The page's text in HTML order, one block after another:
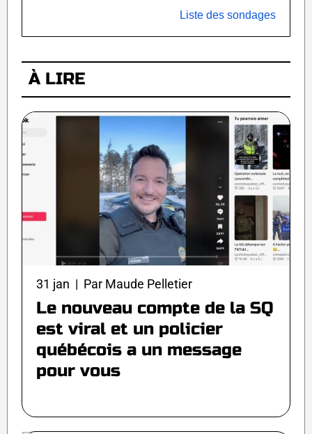
Liste des sondages
À LIRE
31 jan | Par Maude Pelletier
Le nouveau compte de la SQ
est viral et un policier
québécois a un message
pour vous